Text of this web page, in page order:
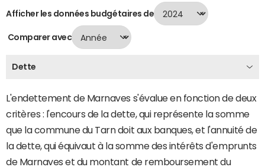
Afficher les données budgétaires de
Comparer avec
Dette
L'endettement de Marnaves s'évalue en fonction de deux
critères : l'encours de la dette, qui représente la somme
que la commune du Tarn doit aux banques, et l'annuité de
la dette, qui équivaut à la somme des intérêts d'emprunts
de Marnaves et du montant de remboursement du